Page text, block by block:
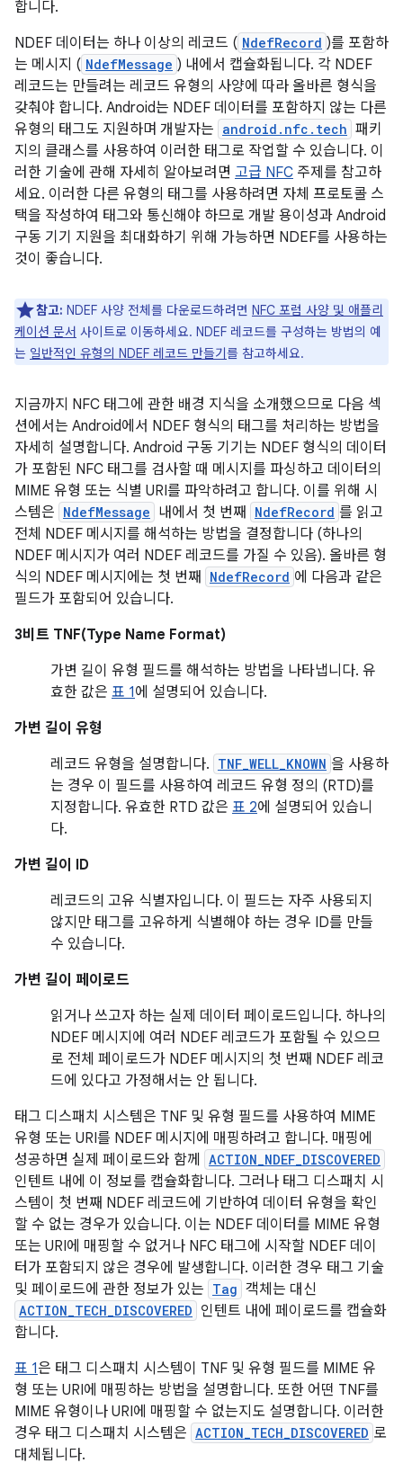
합니다.
NDEF 데이터는 하나 이상의 레코드 ( NdefRecord )를 포함하
는 메시지 ( NdefMessage ) 내에서 캡슐화됩니다. 각 NDEF
레코드는 만들려는 레코드 유형의 사양에 따라 올바른 형식을
갖춰야 합니다. Android는 NDEF 데이터를 포함하지 않는 다른
유형의 태그도 지원하며 개발자는 android.nfc.tech 패키
지의 클래스를 사용하여 이러한 태그로 작업할 수 있습니다. 이
러한 기술에 관해 자세히 알아보려면 고급 NFC 주제를 참고하
세요. 이러한 다른 유형의 태그를 사용하려면 자체 프로토콜 스
택을 작성하여 태그와 통신해야 하므로 개발 용이성과 Android
구동 기기 지원을 최대화하기 위해 가능하면 NDEF를 사용하는
것이 좋습니다.
참고: NDEF 사양 전체를 다운로드하려면 NFC 포럼 사양 및 애플리
케이션 문서 사이트로 이동하세요. NDEF 레코드를 구성하는 방법의 예
는 일반적인 유형의 NDEF 레코드 만들기를 참고하세요.
지금까지 NFC 태그에 관한 배경 지식을 소개했으므로 다음 섹
션에서는 Android에서 NDEF 형식의 태그를 처리하는 방법을
자세히 설명합니다. Android 구동 기기는 NDEF 형식의 데이터
가 포함된 NFC 태그를 검사할 때 메시지를 파싱하고 데이터의
MIME 유형 또는 식별 URI를 파악하려고 합니다. 이를 위해 시
스템은 NdefMessage 내에서 첫 번째 NdefRecord 를 읽고
전체 NDEF 메시지를 해석하는 방법을 결정합니다 (하나의
NDEF 메시지가 여러 NDEF 레코드를 가질 수 있음). 올바른 형
식의 NDEF 메시지에는 첫 번째
NdefRecord 에 다음과 같은
필드가 포함되어 있습니다.
3비트 TNF(Type Name Format)
가변 길이 유형 필드를 해석하는 방법을 나타냅니다. 유
효한 값은 표 1에 설명되어 있습니다.
가변 길이 유형
레코드 유형을 설명합니다. TNF_WELL_KNOWN 을 사용하
는 경우 이 필드를 사용하여 레코드 유형 정의 (RTD)를
지정합니다. 유효한 RTD 값은 표 2에 설명되어 있습니
다.
가변 길이 ID
레코드의 고유 식별자입니다. 이 필드는 자주 사용되지
않지만 태그를 고유하게 식별해야 하는 경우 ID를 만들
수 있습니다.
가변 길이 페이로드
읽거나 쓰고자 하는 실제 데이터 페이로드입니다. 하나의
NDEF 메시지에 여러 NDEF 레코드가 포함될 수 있으므
로 전체 페이로드가 NDEF 메시지의 첫 번째 NDEF 레코
드에 있다고 가정해서는 안 됩니다.
태그 디스패치 시스템은 TNF 및 유형 필드를 사용하여 MIME
유형 또는 URI를 NDEF 메시지에 매핑하려고 합니다. 매핑에
성공하면 실제 페이로드와 함께
ACTION_NDEF_DISCOVERED
인텐트 내에 이 정보를 캡슐화합니다. 그러나 태그 디스패치 시
스템이 첫 번째 NDEF 레코드에 기반하여 데이터 유형을 확인
할 수 없는 경우가 있습니다. 이는 NDEF 데이터를 MIME 유형
또는 URI에 매핑할 수 없거나 NFC 태그에 시작할 NDEF 데이
터가 포함되지 않은 경우에 발생합니다. 이러한 경우 태그 기술
및 페이로드에 관한 정보가 있는 Tag 객체는 대신
ACTION_TECH_DISCOVERED 인텐트 내에 페이로드를 캡슐화
합니다.
표 1은 태그 디스패치 시스템이 TNF 및 유형 필드를 MIME 유
형 또는 URI에 매핑하는 방법을 설명합니다. 또한 어떤 TNF를
MIME 유형이나 URI에 매핑할 수 없는지도 설명합니다. 이러한
경우 태그 디스패치 시스템은 ACTION_TECH_DISCOVERED 로
대체됩니다.